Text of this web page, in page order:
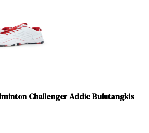
Challenger Addic Bulutangkis